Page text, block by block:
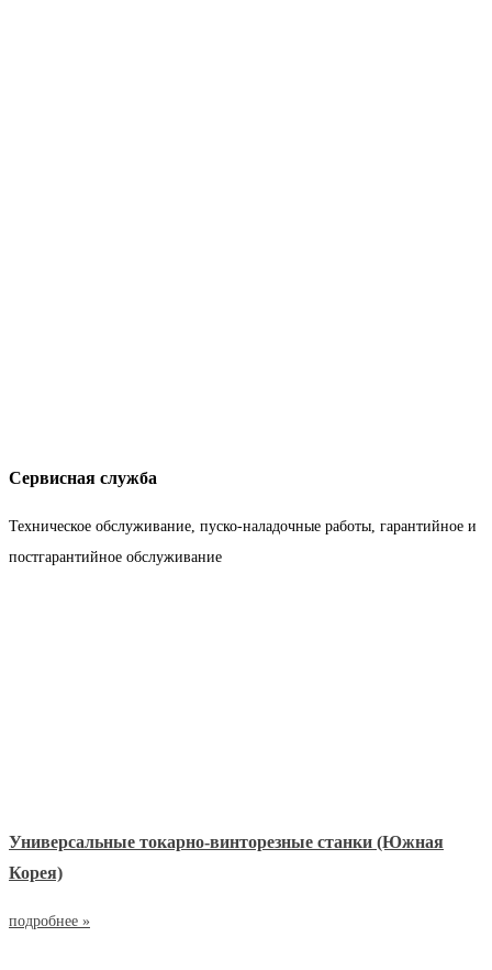
Сервисная служба
Техническое обслуживание, пуско-наладочные работы, гарантийное и
постгарантийное обслуживание
Универсальные токарно-винторезные станки (Южная
Корея)
подробнее »